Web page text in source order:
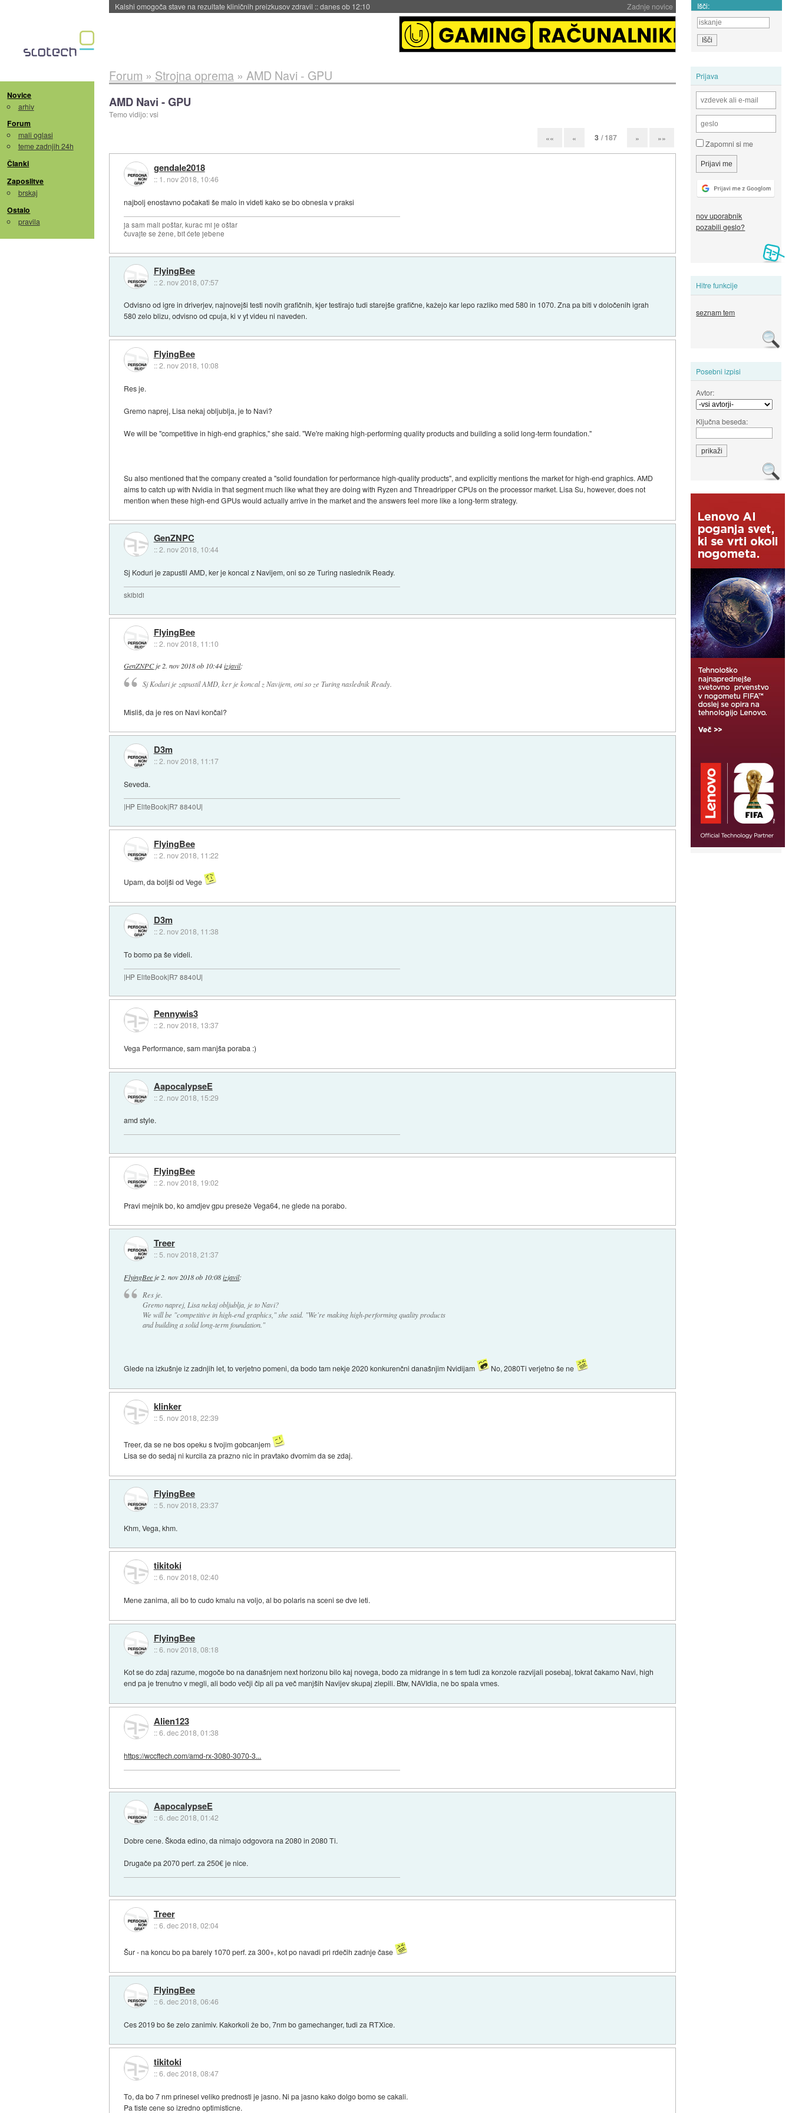
Zadnje novice
Sandisk že prodal več kot polovico SSD-jev za naslednji dve leti::danes ob 11:37 Išči:
Novice
arhiv
Forum
mali oglasi
teme zadnjih 24h
Članki
Zaposlitve
brskaj
Ostalo
pravila
Prijava
Zapomni si me
nov uporabnik
pozabili geslo?
Hitre funkcije
seznam tem
Posebni izpisi
Avtor:
Ključna beseda:
Forum » Strojna oprema» AMD Navi - GPU
AMD Navi - GPU
Temo vidijo: vsi
«« « 3 / 187 » »»
gendale2018
:: 1. nov 2018, 10:46
najbolj enostavno počakati še malo in videti kako se bo obnesla v praksi
ja sam mali poštar, kurac mi je oštar
čuvajte se žene, bit ćete jebene
FlyingBee
::2. nov 2018, 07:57
Odvisno od igre in driverjev, najnovejši testi novih grafičnih, kjer testirajo tudi starejše grafične, kažejo kar lepo razliko med 580 in 1070. Zna pa biti v določenih igrah
580 zelo blizu, odvisno od cpuja, ki v yt videu ni naveden.
FlyingBee
::2. nov 2018, 10:08
Res je.
Gremo naprej, Lisa nekaj obljublja, je to Navi?
We will be "competitive in high-end graphics," she said. "We're making high-performing quality products and building a solid long-term foundation."
Su also mentioned that the company created a "solid foundation for performance high-quality products", and explicitly mentions the market for high-end graphics. AMD
aims to catch up with Nvidia in that segment much like what they are doing with Ryzen and Threadripper CPUs on the processor market. Lisa Su, however, does not
mention when these high-end GPUs would actually arrive in the market and the answers feel more like a long-term strategy.
GenZNPC
::2. nov 2018, 10:44
Sj Koduri je zapustil AMD, ker je koncal z Navijem, oni so ze Turing naslednik Ready.
skibidi
FlyingBee
::2. nov 2018, 11:10
GenZNPCje2. nov 2018 ob 10:44 izjavil:
Sj Koduri je zapustil AMD, ker je koncal z Navijem, oni so ze Turing naslednik Ready.
Misliš, da je res on Navi končal?
D3m
::2. nov 2018, 11:17
Seveda.
|HP EliteBook|R7 8840U|
FlyingBee
::2. nov 2018, 11:22
Upam, da boljši od Vege
D3m
::2. nov 2018, 11:38
To bomo pa še videli.
|HP EliteBook|R7 8840U|
Pennywis3
::2. nov 2018, 13:37
Vega Performance, sam manjša poraba :)
AapocalypseE
::2. nov 2018, 15:29
amd style.
FlyingBee
::2. nov 2018, 19:02
Pravi mejnik bo, ko amdjev gpu preseže Vega64, ne glede na porabo.
Treer
:: 5. nov 2018, 21:37
FlyingBee je 2. nov 2018 ob 10:08 izjavil:
Res je.
Gremo naprej, Lisa nekaj obljublja, je to Navi?
We will be "competitive in high-end graphics," she said. "We're making high-performing quality products
and building a solid long-term foundation."
Glede na izkušnje iz zadnjih let, to verjetno pomeni, da bodo tam nekje 2020 konkurenčni današnjim Nvidijam No, 2080Ti verjetno še ne
klinker
::5. nov 2018, 22:39
Treer, da se ne bos opeku s tvojim gobcanjem
Lisa se do sedaj ni kurcila za prazno nic in pravtako dvomim da se zdaj.
FlyingBee
:: 5. nov 2018, 23:37
Khm, Vega, khm.
tikitoki
::6. nov 2018, 02:40
Mene zanima, ali bo to cudo kmalu na voljo, al bo polaris na sceni se dve leti.
FlyingBee
::6. nov 2018, 08:18
Kot se do zdaj razume, mogoče bo na današnjem next horizonu bilo kaj novega, bodo za midrange in s tem tudi za konzole razvijali posebaj, tokrat čakamo Navi, high
end pa je trenutno v megli, ali bodo večji čip ali pa več manjših Navijev skupaj zlepili. Btw, NAVIdia, ne bo spala vmes.
Alien123
::6. dec 2018, 01:38
https://wccftech.com/amd-rx-3080-3070-3...
AapocalypseE
::6. dec 2018, 01:42
Dobre cene. Škoda edino, da nimajo odgovora na 2080 in 2080 Ti.
Drugače pa 2070 perf. za 250€ je nice.
Treer
::6. dec 2018, 02:04
Šur - na koncu bo pa barely 1070 perf. za 300+, kot po navadi pri rdečih zadnje čase
FlyingBee
::6. dec 2018, 06:46
Ces 2019 bo še zelo zanimiv. Kakorkoli že bo, 7nm bo gamechanger, tudi za RTXice.
tikitoki
::6. dec 2018, 08:47
To, da bo 7 nm prinesel veliko prednosti je jasno. Ni pa jasno kako dolgo bomo se cakali.
Pa tiste cene so izredno optimisticne.